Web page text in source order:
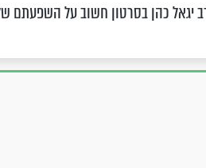
יגאל כהן בסרטון חשוב על השפעתם